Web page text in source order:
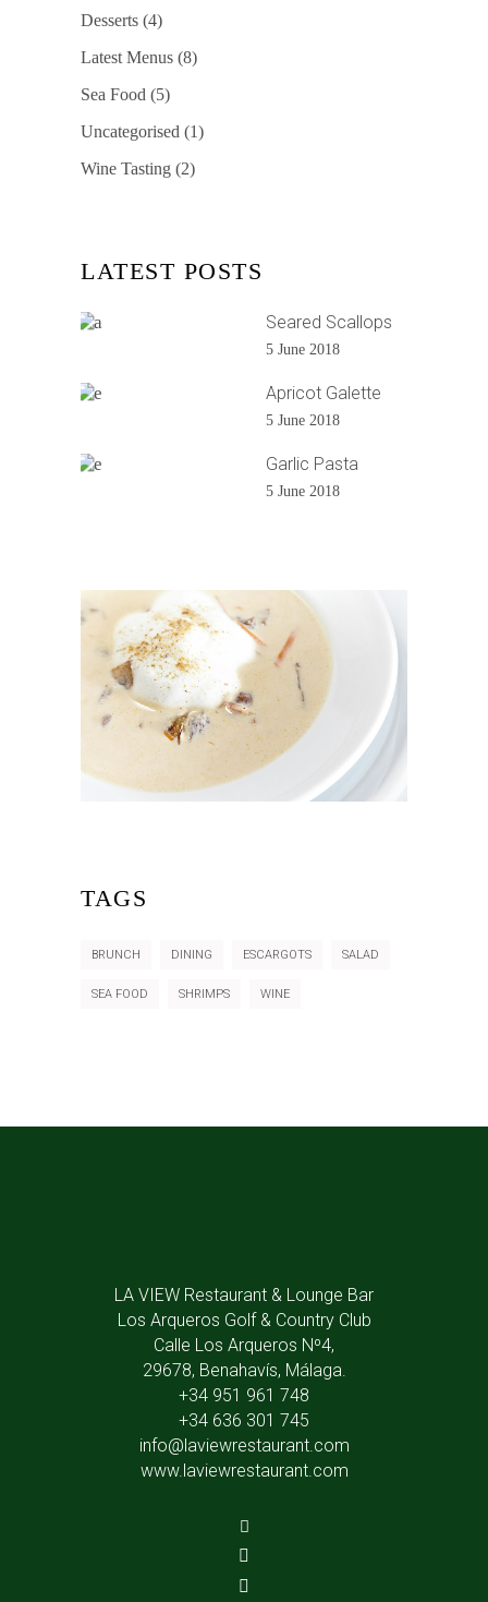
Desserts (4)
Latest Menus (8)
Sea Food (5)
Uncategorised (1)
Wine Tasting (2)
LATEST POSTS
Seared Scallops
5 June 2018
Apricot Galette
5 June 2018
Garlic Pasta
5 June 2018
TAGS
BRUNCH DINING ESCARGOTS SALAD
SEA FOOD SHRIMPS WINE
LA VIEW Restaurant & Lounge Bar
Los Arqueros Golf & Country Club
Calle Los Arqueros Nº4,
29678, Benahavís, Málaga.
+34 951 961 748
+34 636 301 745
info@laviewrestaurant.com
www.laviewrestaurant.com